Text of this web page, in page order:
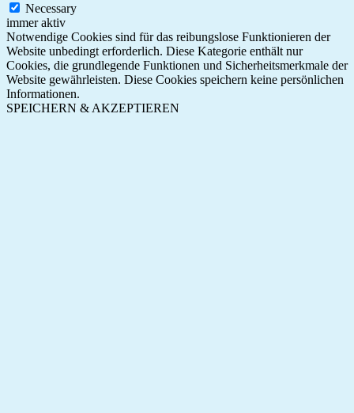
Necessary
immer aktiv
Notwendige Cookies sind für das reibungslose Funktionieren der
Website unbedingt erforderlich. Diese Kategorie enthält nur
Cookies, die grundlegende Funktionen und Sicherheitsmerkmale der
Website gewährleisten. Diese Cookies speichern keine persönlichen
Informationen.
SPEICHERN & AKZEPTIEREN